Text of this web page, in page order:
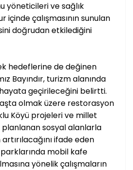
yöneticileri ve sağlık
içinde çalışmasının sunulan
doğrudan etkilediğini
hedeflerine de değinen
Bayındır, turizm alanında
geçirileceğini belirtti.
olmak üzere restorasyon
Köyü projeleri ve millet
planlanan sosyal alanlarla
ifade eden
parklarında mobil kafe
yönelik çalışmaların